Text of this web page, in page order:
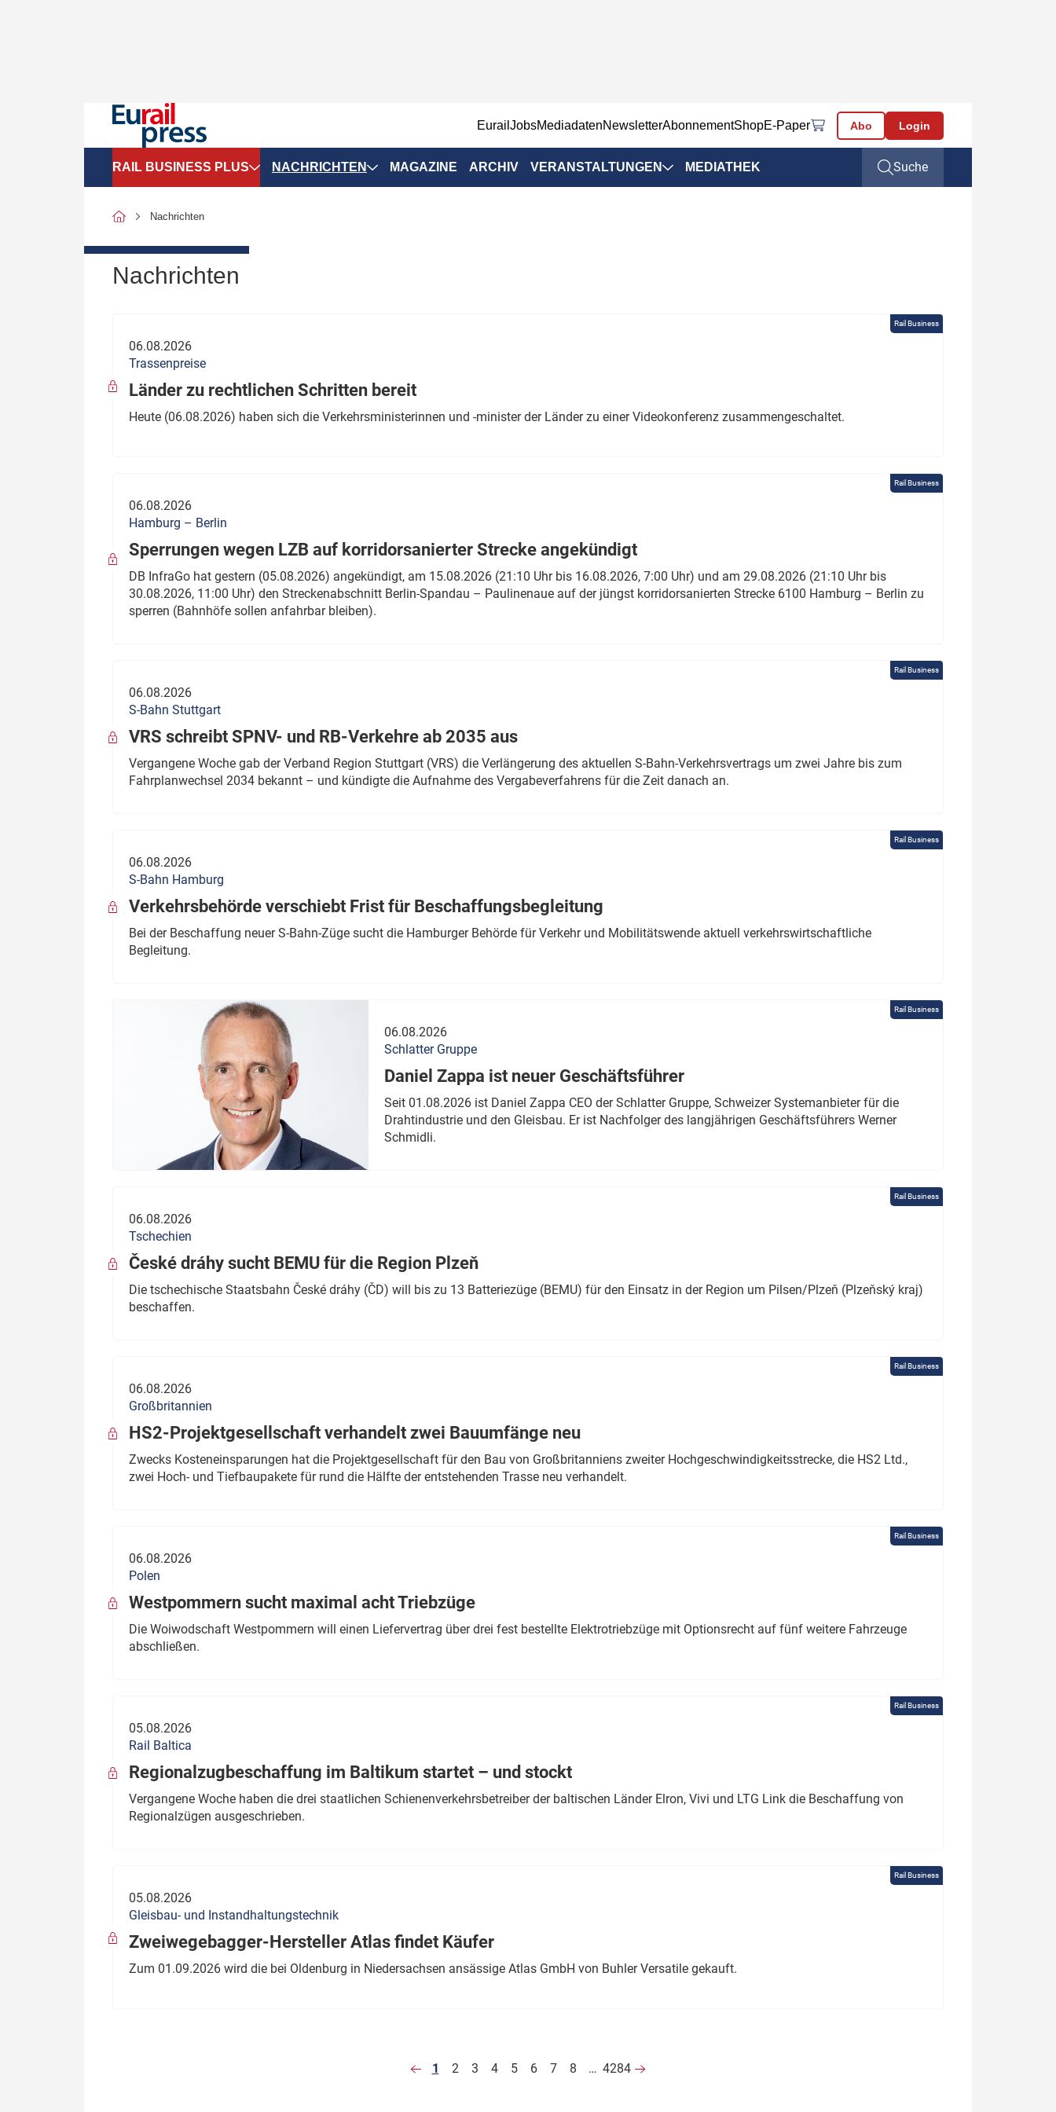
EurailJobsMediadatenNewsletterAbonnementShopE-Paper Abo Login
RAIL BUSINESS PLUS
SPNV-Marktdaten
Politik
wen?
Thema des Monats
Dossier: Generalsanierung
Dossier: ETCS
Dossier:
NACHRICHTEN MAGAZINE ARCHIV VERANSTALTUNGEN MEDIATHEK Suche
Nachrichten
Nachrichten
Rail Business
06.08.2026
Trassenpreise
Länder zu rechtlichen Schritten bereit
Heute (06.08.2026) haben sich die Verkehrsministerinnen und -minister der Länder zu einer Videokonferenz zusammengeschaltet.
Rail Business
06.08.2026
Hamburg – Berlin
Sperrungen wegen LZB auf korridorsanierter Strecke angekündigt
DB InfraGo hat gestern (05.08.2026) angekündigt, am 15.08.2026 (21:10 Uhr bis 16.08.2026, 7:00 Uhr) und am 29.08.2026 (21:10 Uhr bis
30.08.2026, 11:00 Uhr) den Streckenabschnitt Berlin-Spandau – Paulinenaue auf der jüngst korridorsanierten Strecke 6100 Hamburg – Berlin zu
sperren (Bahnhöfe sollen anfahrbar bleiben).
Rail Business
06.08.2026
S-Bahn Stuttgart
VRS schreibt SPNV- und RB-Verkehre ab 2035 aus
Vergangene Woche gab der Verband Region Stuttgart (VRS) die Verlängerung des aktuellen S-Bahn-Verkehrsvertrags um zwei Jahre bis zum
Fahrplanwechsel 2034 bekannt – und kündigte die Aufnahme des Vergabeverfahrens für die Zeit danach an.
Rail Business
06.08.2026
S-Bahn Hamburg
Verkehrsbehörde verschiebt Frist für Beschaffungsbegleitung
Bei der Beschaffung neuer S-Bahn-Züge sucht die Hamburger Behörde für Verkehr und Mobilitätswende aktuell verkehrswirtschaftliche
Begleitung.
Rail Business
06.08.2026
Schlatter Gruppe
Daniel Zappa ist neuer Geschäftsführer
Seit 01.08.2026 ist Daniel Zappa CEO der Schlatter Gruppe, Schweizer Systemanbieter für die
Drahtindustrie und den Gleisbau. Er ist Nachfolger des langjährigen Geschäftsführers Werner
Schmidli.
Rail Business
06.08.2026
Tschechien
České dráhy sucht BEMU für die Region Plzeň
Die tschechische Staatsbahn České dráhy (ČD) will bis zu 13 Batteriezüge (BEMU) für den Einsatz in der Region um Pilsen/Plzeň (Plzeňský kraj)
beschaffen.
Rail Business
06.08.2026
Großbritannien
HS2-Projektgesellschaft verhandelt zwei Bauumfänge neu
Zwecks Kosteneinsparungen hat die Projektgesellschaft für den Bau von Großbritanniens zweiter Hochgeschwindigkeitsstrecke, die HS2 Ltd.,
zwei Hoch- und Tiefbaupakete für rund die Hälfte der entstehenden Trasse neu verhandelt.
Rail Business
06.08.2026
Polen
Westpommern sucht maximal acht Triebzüge
Die Woiwodschaft Westpommern will einen Liefervertrag über drei fest bestellte Elektrotriebzüge mit Optionsrecht auf fünf weitere Fahrzeuge
abschließen.
Rail Business
05.08.2026
Rail Baltica
Regionalzugbeschaffung im Baltikum startet – und stockt
Vergangene Woche haben die drei staatlichen Schienenverkehrsbetreiber der baltischen Länder Elron, Vivi und LTG Link die Beschaffung von
Regionalzügen ausgeschrieben.
Rail Business
05.08.2026
Gleisbau- und Instandhaltungstechnik
Zweiwegebagger-Hersteller Atlas findet Käufer
Zum 01.09.2026 wird die bei Oldenburg in Niedersachsen ansässige Atlas GmbH von Buhler Versatile gekauft.
1 2 3 4 5 6 7 8 … 4284